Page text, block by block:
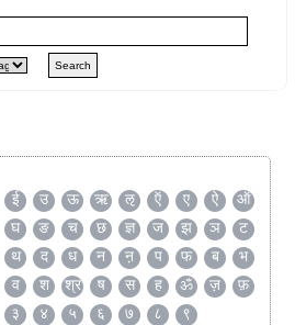
ई उ ऊ ऋ ऌ ऍ ए ऐ
ऑ
घ ङ च छ ज्ञ ज झ ञ
ट
थ द ध न ऩ प फ ब
भ
व श श्र ष स ह ॐ ज़
फ़
३ ४ ५ ६ ७ ८ ९